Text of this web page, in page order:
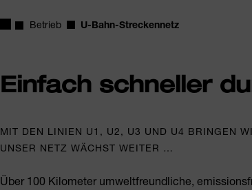
Startseite
Betrieb U-Bahn-Streckennetz
Einfach schneller
MIT DEN LINIEN U1, U2, U3 UND U4 BRINGEN
UNSER NETZ WÄCHST WEITER …
Über 100 Kilometer umweltfreundliche,